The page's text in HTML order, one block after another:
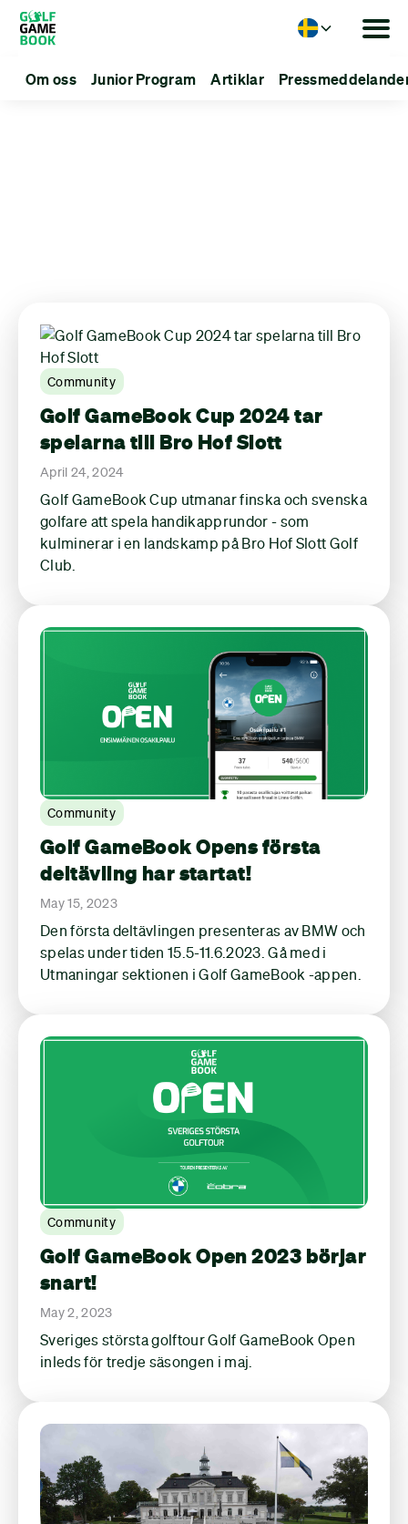
Om oss Junior Program Artiklar
Language
Community
Golf GameBook Cup 2024 tar
spelarna till Bro Hof Slott
April 24, 2024
Golf GameBook Cup utmanar finska och svenska
golfare att spela handikapprundor - som
kulminerar i en landskamp på Bro Hof Slott Golf
Club.
Community
Golf GameBook Opens första
deltävling har startat!
May 15, 2023
Den första deltävlingen presenteras av BMW och
spelas under tiden 15.5-11.6.2023. Gå med i
Utmaningar sektionen i Golf GameBook -appen.
Community
Golf GameBook Open 2023 börjar
snart!
May 2, 2023
Sveriges största golftour Golf GameBook Open
inleds för tredje säsongen i maj.